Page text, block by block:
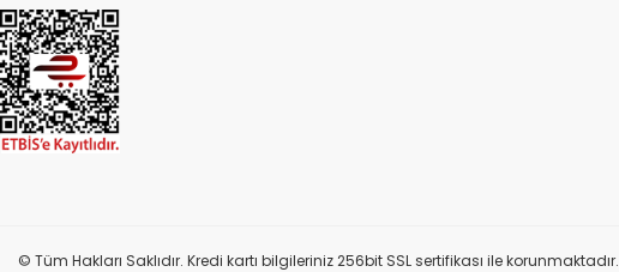
© Tüm Hakları Saklıdır. Kredi kartı bilgileriniz 256bit SSL sertifikası ile korunmaktadır.